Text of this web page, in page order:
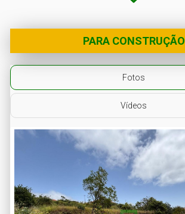
PARA CONSTRUÇÃO
Fotos
Vídeos